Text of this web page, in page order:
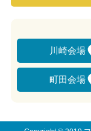
川崎会場
町田会場